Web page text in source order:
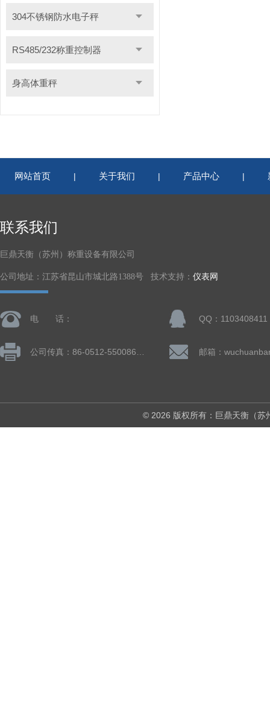
304不锈钢防水电子秤
RS485/232称重控制器
身高体重秤
网站首页 | 关于我们 | 产品中心 |
联系我们
巨鼎天衡（苏州）称重设备有限公司
公司地址：江苏省昆山市城北路1388号 技术支持： 仪表网
电 话： QQ：1103408411
© 2026 版权所有：巨鼎天衡（